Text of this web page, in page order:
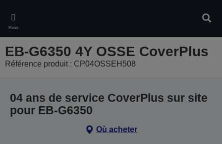
main
content
Menu
EB-G6350 4Y OSSE CoverPlus
Référence produit : CP04OSSEH508
04 ans de service CoverPlus sur site
pour EB-G6350
Où acheter